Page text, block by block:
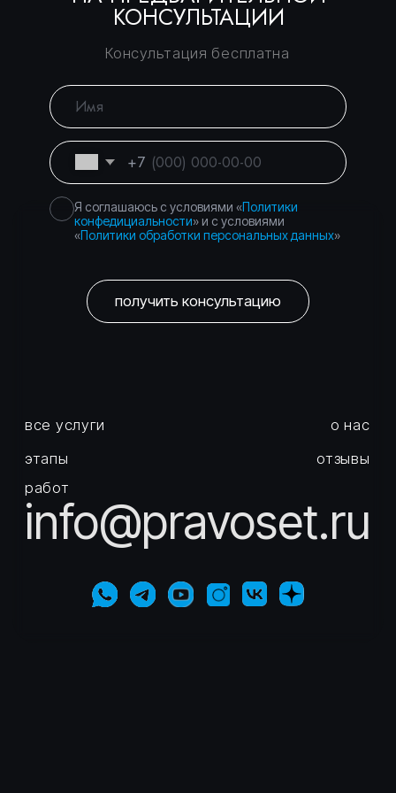
©2026Правосеть
Город Москва, вн.тер.г.
муниципальный округ
Басманный, пер.
Подкопаевский, д. 4 стр. 6А
Политика
конфиденциальности
Банкротство физических
и юридических лиц
Перейти
Торги и банковские
гарантии — без
рисков
Вы уже тут